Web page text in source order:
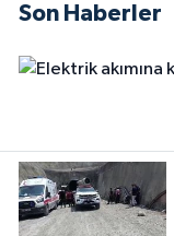
Son Haberler